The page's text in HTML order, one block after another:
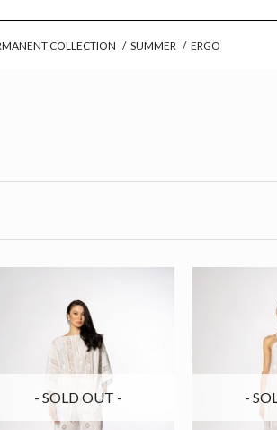
COLLECTION / SUMMER / ERGO
- SOLD OUT - -